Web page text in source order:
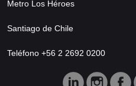
Metro Los Héroes
Santiago de Chile
Teléfono +56 2 2692 0200